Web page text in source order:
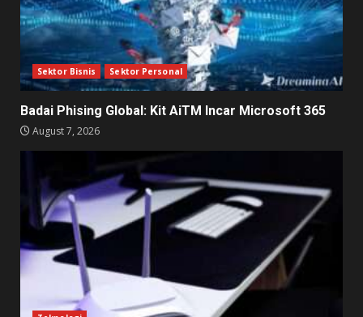
Sektor Bisnis Sektor Personal
Badai Phising Global: Kit AiTM Incar Microsoft 365
August 7, 2026